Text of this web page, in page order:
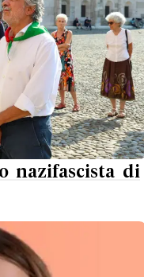
nazifascista di